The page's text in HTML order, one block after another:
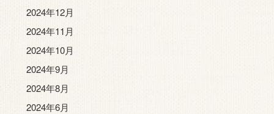
2024年12月
2024年11月
2024年10月
2024年9月
2024年8月
2024年6月